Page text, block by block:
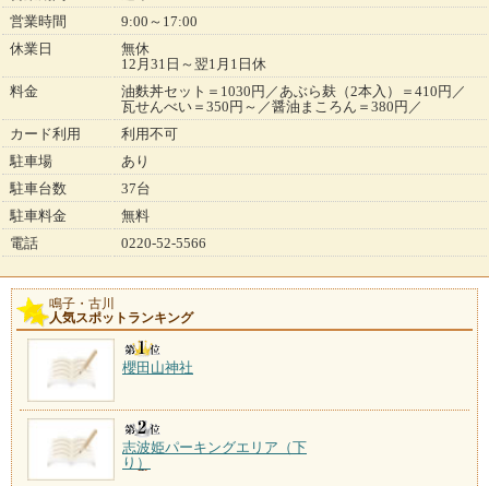
営業時間
9:00～17:00
休業日
無休
12月31日～翌1月1日休
料金
油麩丼セット＝1030円／あぶら麸（2本入）＝410円／
瓦せんべい＝350円～／醤油まころん＝380円／
カード利用
利用不可
駐車場
あり
駐車台数
37台
駐車料金
無料
電話
0220-52-5566
鳴子・古川
人気スポットランキング
櫻田山神社
志波姫パーキングエリア（下
り）